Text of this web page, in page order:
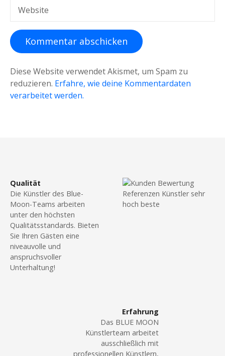
Website
Diese Website verwendet Akismet, um Spam zu
reduzieren. Erfahre, wie deine Kommentardaten
verarbeitet werden.
Qualität
Die Künstler des Blue-
Moon-Teams arbeiten
unter den höchsten
Qualitätsstandards. Bieten
Sie Ihren Gästen eine
niveauvolle und
anspruchsvoller
Unterhaltung!
Erfahrung
Das BLUE MOON
Künstlerteam arbeitet
ausschließlich mit
professionellen Künstlern,